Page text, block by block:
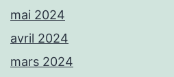
mai 2024
avril 2024
mars 2024